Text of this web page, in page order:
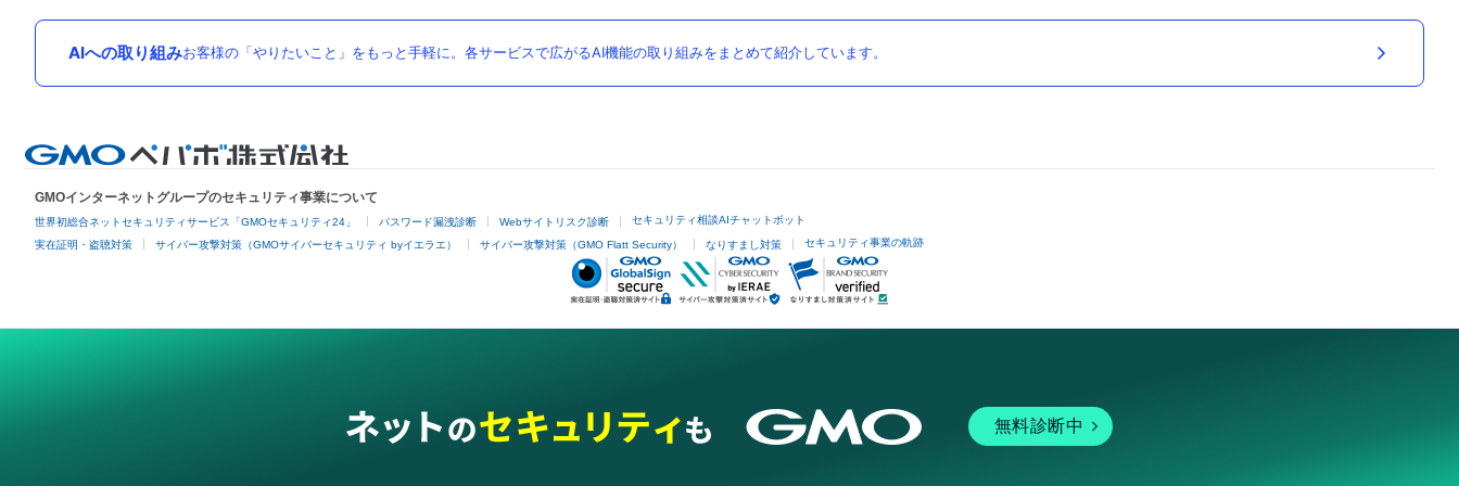
AIへの取り組みお客様の「やりたいこと」をもっと手軽に。各サービスで広がるAI機能の取り組みをまとめて紹介しています。
GMOインターネットグループのセキュリティ事業について
世界初総合ネットセキュリティサービス「GMOセキュリティ24」 パスワード漏洩診断 Webサイトリスク診断 セキュリティ相談AIチャットボット
実在証明・盗聴対策 サイバー攻撃対策（GMOサイバーセキュリティ byイエラエ） サイバー攻撃対策（GMO Flatt Security） なりすまし対策 セキュリティ事業の軌跡
無料診断中